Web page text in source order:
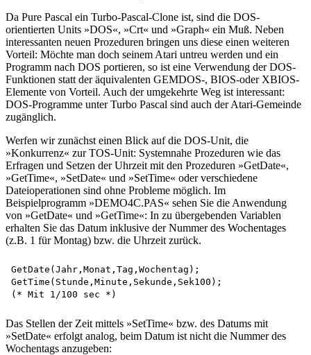
Da Pure Pascal ein Turbo-Pascal-Clone ist, sind die DOS-
orientierten Units »DOS«, »Crt« und »Graph« ein Muß. Neben
interessanten neuen Prozeduren bringen uns diese einen weiteren
Vorteil: Möchte man doch seinem Atari untreu werden und ein
Programm nach DOS portieren, so ist eine Verwendung der DOS-
Funktionen statt der äquivalenten GEMDOS-, BIOS-oder XBIOS-
Elemente von Vorteil. Auch der umgekehrte Weg ist interessant:
DOS-Programme unter Turbo Pascal sind auch der Atari-Gemeinde
zugänglich.
Werfen wir zunächst einen Blick auf die DOS-Unit, die
»Konkurrenz« zur TOS-Unit: Systemnahe Prozeduren wie das
Erfragen und Setzen der Uhrzeit mit den Prozeduren »GetDate«,
»GetTime«, »SetDate« und »SetTime« oder verschiedene
Dateioperationen sind ohne Probleme möglich. Im
Beispielprogramm »DEMO4C.PAS« sehen Sie die Anwendung
von »GetDate« und »GetTime«: In zu übergebenden Variablen
erhalten Sie das Datum inklusive der Nummer des Wochentages
(z.B. 1 für Montag) bzw. die Uhrzeit zurück.
GetDate(Jahr,Monat,Tag,Wochentag);
GetTime(Stunde,Minute,Sekunde,Sek100);
Das Stellen der Zeit mittels »SetTime« bzw. des Datums mit
»SetDate« erfolgt analog, beim Datum ist nicht die Nummer des
Wochentags anzugeben: